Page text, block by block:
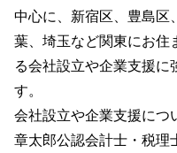
中心に、新宿区、豊島区
葉、埼玉など関東にお住
る会社設立や企業支援に
す。
会社設立や企業支援につ
章太郎公認会計士・税理